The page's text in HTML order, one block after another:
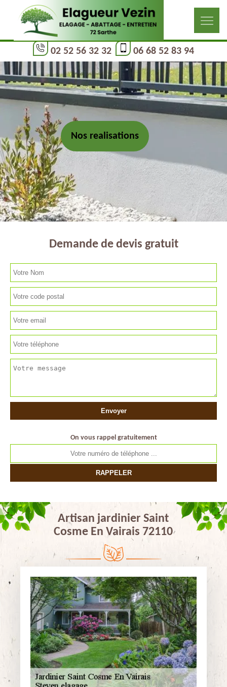
02 52 56 32 32 06 68 52 83 94
Nos realisations
Demande de devis gratuit
On vous rappel gratuitement
Artisan jardinier Saint
Cosme En Vairais 72110